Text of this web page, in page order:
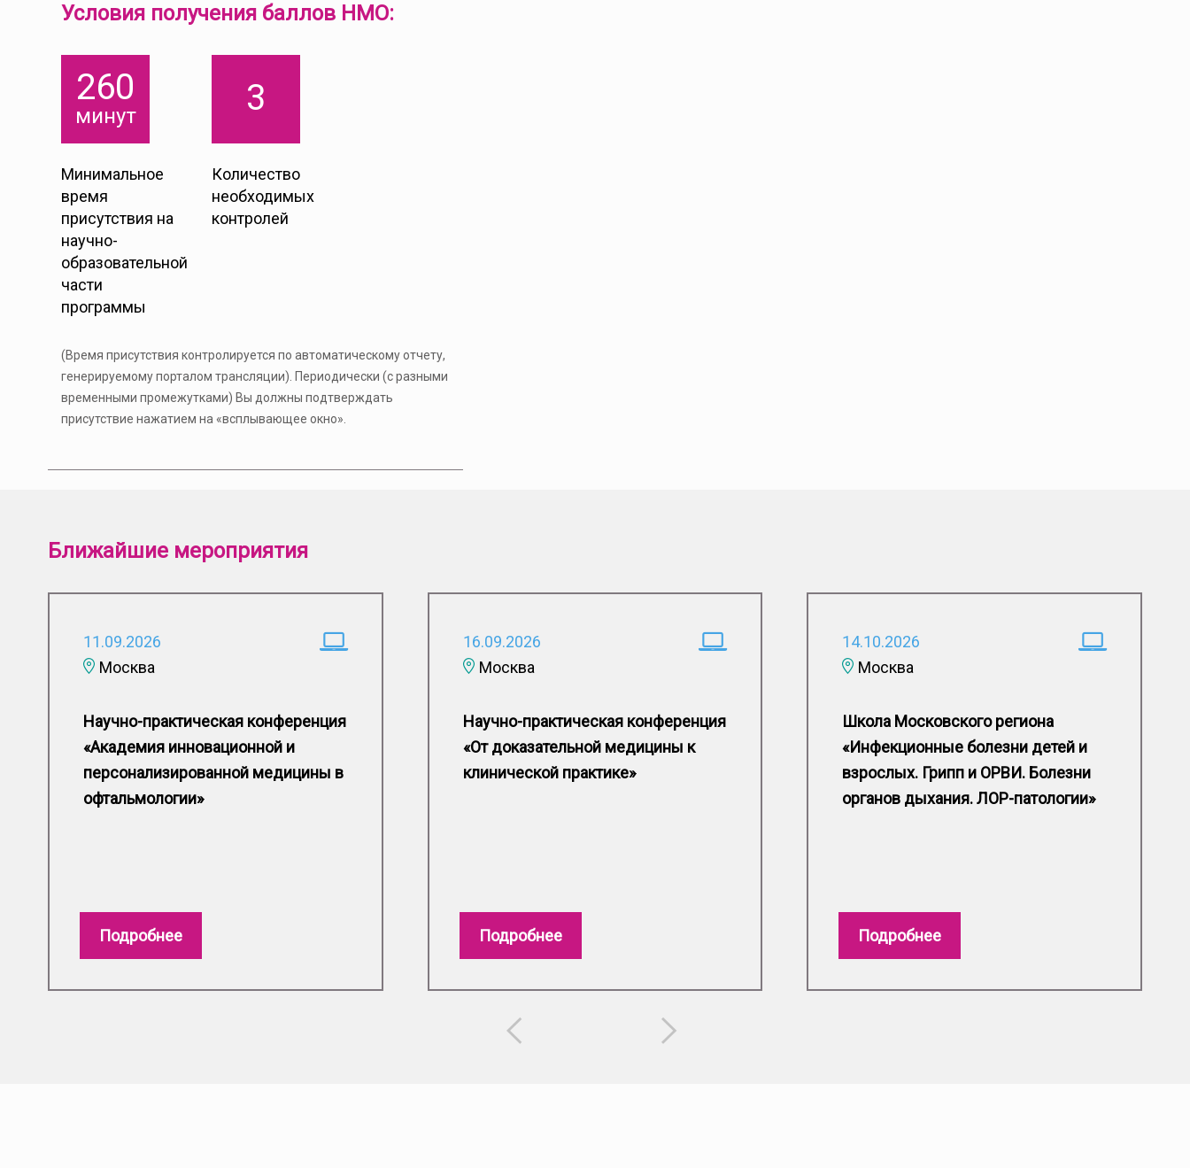
Условия получения баллов НМО:
260
минут
Минимальное
время
присутствия на
научно-
образовательной
части
программы
3
Количество
необходимых
контролей
(Время присутствия контролируется по автоматическому отчету,
генерируемому порталом трансляции). Периодически (с разными
временными промежутками) Вы должны подтверждать
присутствие нажатием на «всплывающее окно».
Ближайшие мероприятия
11.09.2026
Москва
Научно-практическая конференция
«Академия инновационной и
персонализированной медицины в
офтальмологии»
Подробнее
16.09.2026
Москва
Научно-практическая конференция
«От доказательной медицины к
клинической практике»
Подробнее
14.10.2026
Москва
Школа Московского региона
«Инфекционные болезни детей и
взрослых. Грипп и ОРВИ. Болезни
органов дыхания. ЛОР-патологии»
Подробнее